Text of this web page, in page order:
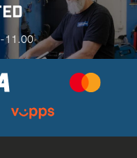
11.00